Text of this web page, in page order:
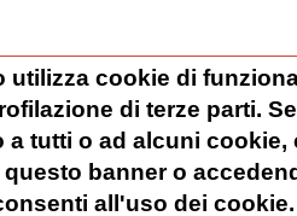
utilizza cookie di
di terze parti.
a tutti o ad alcuni
banner o
all'uso dei cookie.